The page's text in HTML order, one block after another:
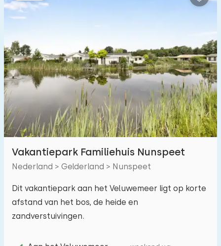
Vakantiepark Familiehuis Nunspeet
Nederland > Gelderland > Nunspeet
Dit vakantiepark aan het Veluwemeer ligt op korte
afstand van het bos, de heide en
zandverstuivingen.